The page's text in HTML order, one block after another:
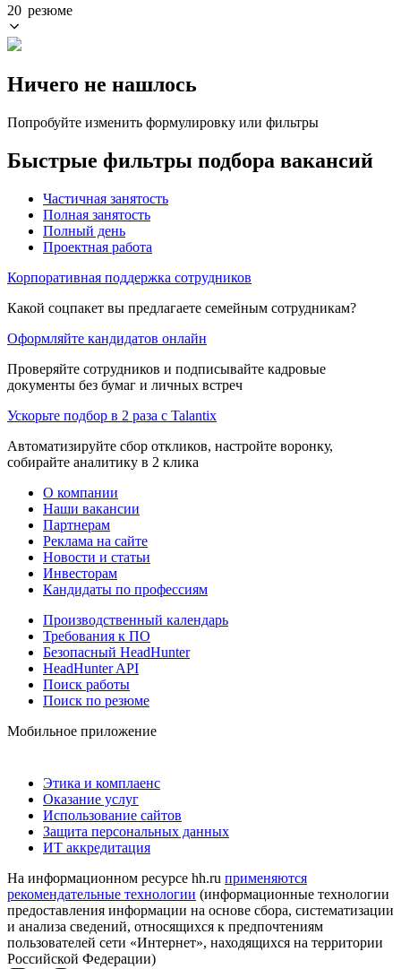
20 резюме
Ничего не нашлось
Попробуйте изменить формулировку или фильтры
Быстрые фильтры подбора вакансий
Частичная занятость
Полная занятость
Полный день
Проектная работа
Корпоративная поддержка сотрудников
Какой соцпакет вы предлагаете семейным сотрудникам?
Оформляйте кандидатов онлайн
Проверяйте сотрудников и подписывайте кадровые
документы без бумаг и личных встреч
Ускорьте подбор в 2 раза с Talantix
Автоматизируйте сбор откликов, настройте воронку,
собирайте аналитику в 2 клика
О компании
Наши вакансии
Партнерам
Реклама на сайте
Новости и статьи
Инвесторам
Кандидаты по профессиям
Производственный календарь
Требования к ПО
Безопасный HeadHunter
HeadHunter API
Поиск работы
Поиск по резюме
Мобильное приложение
Этика и комплаенс
Оказание услуг
Использование сайтов
Защита персональных данных
ИТ аккредитация
На информационном ресурсе hh.ru применяются
рекомендательные технологии (информационные технологии
предоставления информации на основе сбора, систематизации
и анализа сведений, относящихся к предпочтениям
пользователей сети «Интернет», находящихся на территории
Российской Федерации)